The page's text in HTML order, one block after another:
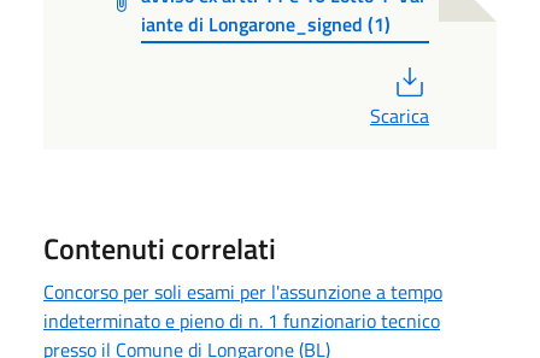
iante di Longarone_signed (1)
Scarica
Contenuti correlati
Concorso per soli esami per l'assunzione a tempo
indeterminato e pieno di n. 1 funzionario tecnico
presso il Comune di Longarone (BL)